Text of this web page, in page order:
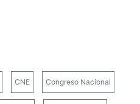
CNE Congreso Nacional